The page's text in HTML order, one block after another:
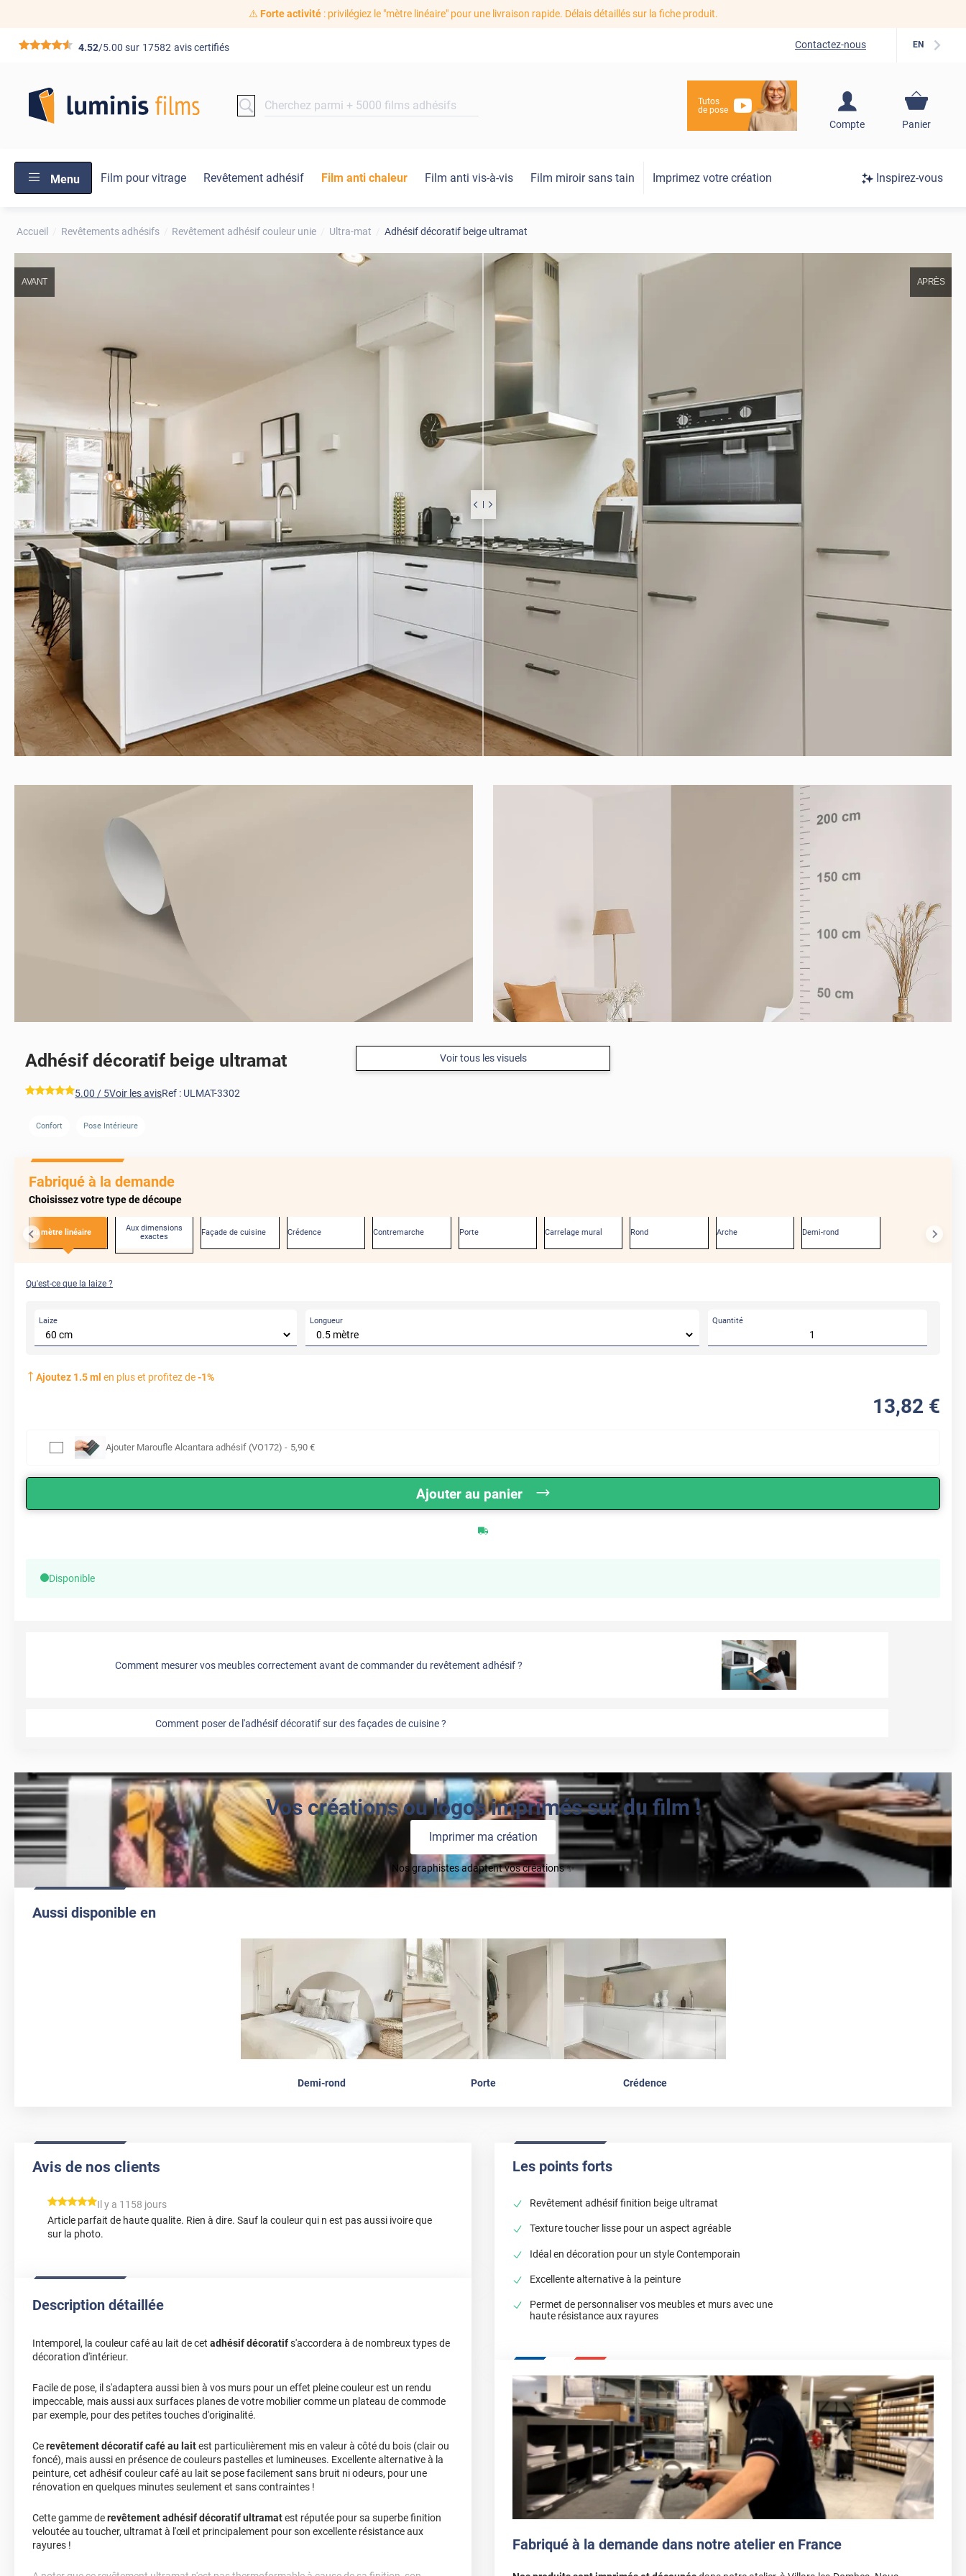
⚠️ Forte activité: privilégiez le "mètre linéaire" pour une livraison rapide. Délais détaillés sur la fiche produit.
*****4.52/5.00 sur 17582 avis certifiés Contactez-nous EN
Tutos
de pose
Compte
S'inscrire / Se
Panier
Menu Film pour vitrage Revêtement adhésif Film anti chaleur Film anti vis-à-vis Film miroir sans tain Imprimez votre création Inspirez-vous
Accueil Revêtements adhésifs Revêtement adhésif couleur unie Ultra-mat Adhésif décoratif beige ultramat
AVANT APRÈS
Voir tous les visuels
Adhésif décoratif beige ultramat
*****
5.00 / 5Voir les avisRef : ULMAT-3302
Confort Pose Intérieure
Fabriqué à la demande
Choisissez votre type de découpe
Au mètre linéaire
Aux dimensions
exactes
Façade de cuisine Crédence Contremarche Porte Carrelage mural Rond Arche Demi-rond
Qu'est-ce que la laize ?
Laize Longueur Quantité
Ajoutez 1.5ml en plus et profitez de-1%
13,82 €
Ajouter Maroufle Alcantara adhésif (VO172) - 5,90 €
Ajouter au panier
Disponible
Comment mesurer vos meubles correctement avant de commander du revêtement adhésif ?
Comment poser de l'adhésif décoratif sur des façades de cuisine ?
Vos créations ou logos imprimés sur du film !
Imprimer ma création
Nos graphistes adaptent vos créations ✨
Aussi disponible en
Demi-rond Porte Crédence
Avis de nos clients
*****
Il y a 1158 jours
Article parfait de haute qualite. Rien à dire. Sauf la couleur qui n est pas aussi ivoire que
sur la photo.
Description détaillée
Intemporel, la couleur café au lait de cet adhésif décoratifs'accordera à de nombreux types de
décoration d'intérieur.
Facile de pose, il s'adaptera aussi bien à vos murs pour un effet pleine couleur est un rendu
impeccable, mais aussi aux surfaces planes de votre mobilier comme un plateau de commode
par exemple, pour des petites touches d'originalité.
Cerevêtement décoratif café au laitest particulièrement mis en valeur à côté du bois (clair ou
foncé), mais aussi en présence de couleurs pastelles et lumineuses. Excellente alternative à la
peinture, cet adhésif couleur café au lait se pose facilement sans bruit ni odeurs, pour une
rénovation en quelques minutes seulement et sans contraintes !
Cette gamme derevêtement adhésif décoratif ultramatest réputée pour sa superbe finition
veloutée au toucher, ultramat à l'œil et principalement pour son excellente résistance aux
rayures !
Les points forts
Revêtement adhésif finition beige ultramat
Texture toucher lisse pour un aspect agréable
Idéal en décoration pour un style Contemporain
Excellente alternative à la peinture
Permet de personnaliser vos meubles et murs avec une
haute résistance aux rayures
Fabriqué à la demande dans notre atelier en France